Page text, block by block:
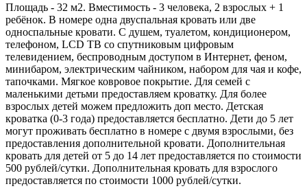
Площадь - 32 м2. Вместимость - 3 человека, 2 взрослых + 1
ребёнок. В номере одна двуспальная кровать или две
односпальные кровати. C душем, туалетом, кондиционером,
телефоном, LCD ТВ со спутниковым цифровым
телевидением, беспроводным доступом в Интернет, феном,
минибаром, электрическим чайником, набором для чая и кофе,
тапочками. Мягкое ковровое покрытие. Для семей с
маленькими детьми предоставляем кроватку. Для более
взрослых детей можем предложить доп место. Детская
кроватка (0-3 года) предоставляется бесплатно. Дети до 5 лет
могут проживать бесплатно в номере с двумя взрослыми, без
предоставления дополнительной кровати. Дополнительная
кровать для детей от 5 до 14 лет предоставляется по стоимости
500 рублей/сутки. Дополнительная кровать для взрослого
предоставляется по стоимости 1000 рублей/сутки.